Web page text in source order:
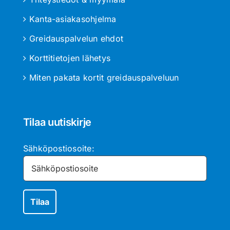
Kanta-asiakasohjelma
Greidauspalvelun ehdot
Korttitietojen lähetys
Miten pakata kortit greidauspalveluun
Tilaa uutiskirje
Sähköpostiosoite: